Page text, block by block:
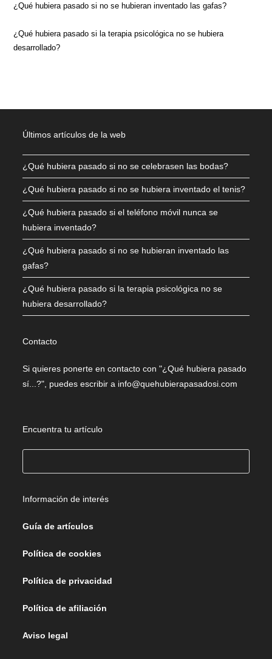
¿Qué hubiera pasado si no se hubieran inventado las gafas?
¿Qué hubiera pasado si la terapia psicológica no se hubiera
desarrollado?
Últimos artículos de la web
¿Qué hubiera pasado si no se celebrasen las bodas?
¿Qué hubiera pasado si no se hubiera inventado el tenis?
¿Qué hubiera pasado si el teléfono móvil nunca se
hubiera inventado?
¿Qué hubiera pasado si no se hubieran inventado las
gafas?
¿Qué hubiera pasado si la terapia psicológica no se
hubiera desarrollado?
Contacto
Si quieres ponerte en contacto con "¿Qué hubiera pasado
sí...?", puedes escribir a info@quehubierapasadosi.com
Encuentra tu artículo
Información de interés
Guía de artículos
Política de cookies
Política de privacidad
Política de afiliación
Aviso legal